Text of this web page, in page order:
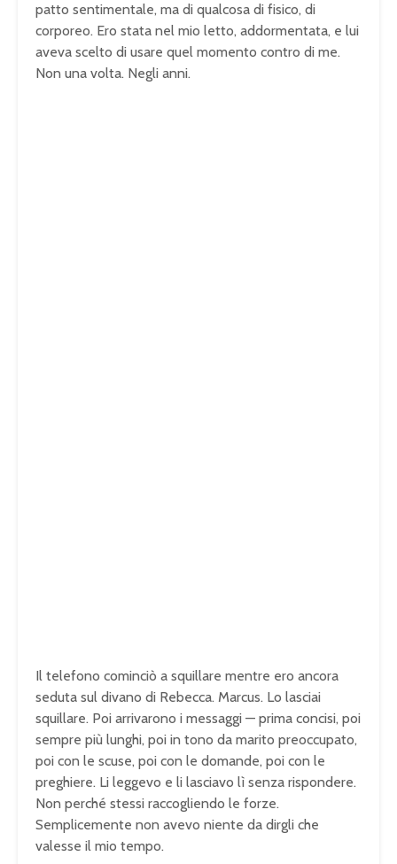
patto sentimentale, ma di qualcosa di fisico, di
corporeo. Ero stata nel mio letto, addormentata, e lui
aveva scelto di usare quel momento contro di me.
Non una volta. Negli anni.
Il telefono cominciò a squillare mentre ero ancora
seduta sul divano di Rebecca. Marcus. Lo lasciai
squillare. Poi arrivarono i messaggi — prima concisi, poi
sempre più lunghi, poi in tono da marito preoccupato,
poi con le scuse, poi con le domande, poi con le
preghiere. Li leggevo e li lasciavo lì senza rispondere.
Non perché stessi raccogliendo le forze.
Semplicemente non avevo niente da dirgli che
valesse il mio tempo.